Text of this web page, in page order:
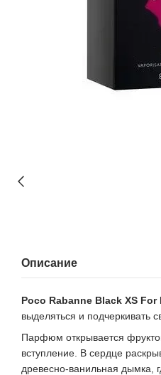
Описание
Pоcо Rаbаnnе Black XS For
выделяться и подчеркивать
Парфюм открывается
вступление. В сердце
древесно-ванильная дымка,